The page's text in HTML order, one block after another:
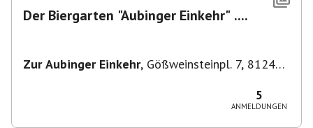
Der Biergarten "Aubinger Einkehr" ....
Zur Aubinger Einkehr, Gößweinsteinpl. 7, 81249
5
ANMELDUNGEN